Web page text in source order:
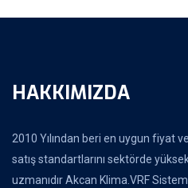
HAKKIMIZDA
2010 Yılından beri en uygun fiyat
satış standartlarını sektörde
uzmanıdır Akcan Klima.VRF